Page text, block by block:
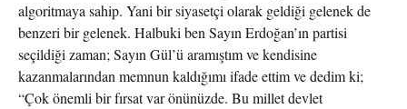
algoritmaya sahip. Yani bir siyasetçi olarak geldiği gelenek de
benzeri bir gelenek. Halbuki ben Sayın Erdoğan’ın partisi
seçildiği zaman; Sayın Gül’ü aramıştım ve kendisine
kazanmalarından memnun kaldığımı ifade ettim ve dedim ki;
“Çok önemli bir fırsat var önünüzde. Bu millet devlet